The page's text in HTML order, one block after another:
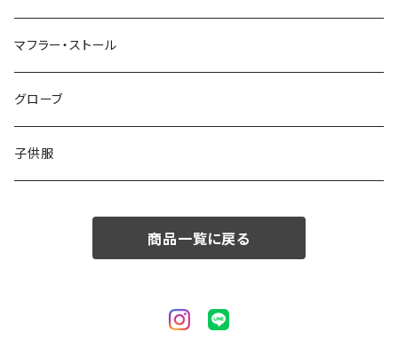
50/XL～
48/L
50/XL～
46/M
48/L
50/XL～
～44/S
46/M
48/L
マフラー・ストール
グローブ
子供服
商品一覧に戻る